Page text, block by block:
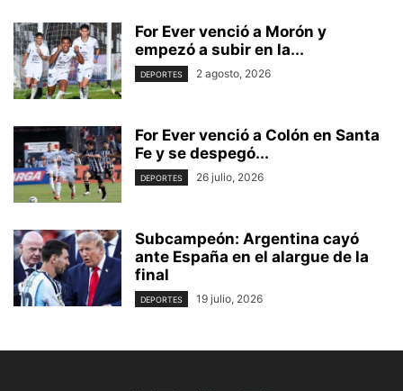
For Ever venció a Morón y
empezó a subir en la...
DEPORTES 2 agosto, 2026
For Ever venció a Colón en Santa
Fe y se despegó...
DEPORTES 26 julio, 2026
Subcampeón: Argentina cayó
ante España en el alargue de la
final
DEPORTES 19 julio, 2026